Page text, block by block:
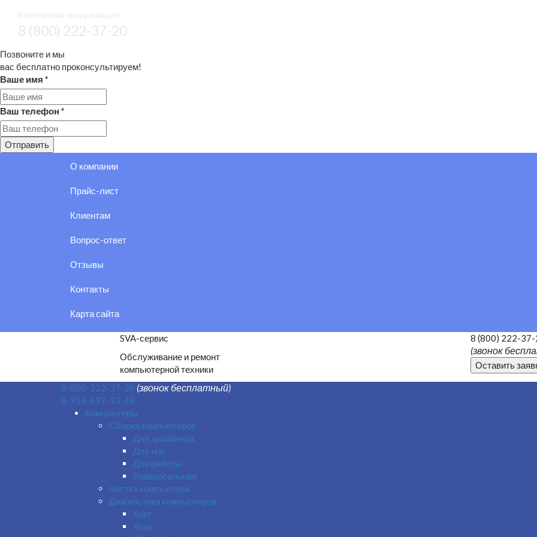
Бесплатная консультация
8 (800) 222-37-20
Позвоните и мы
вас бесплатно проконсультируем!
Ваше имя *
Ваш телефон *
Отправить
О компании
Прайс-лист
Клиентам
Вопрос-ответ
Отзывы
Контакты
Карта сайта
SVA-сервис
Обслуживание и ремонт
компьютерной техники
8 (800) 222-37-
(звонок
Оставить
8-800-222-37-20 (звонок бесплатный)
8-914-697-53-48
Компьютеры
Сборка компьютеров
Для дизайнера
Для игр
Для работы
Универсальная
Чистка компьютера
Диагностика компьютеров
Acer
Asus